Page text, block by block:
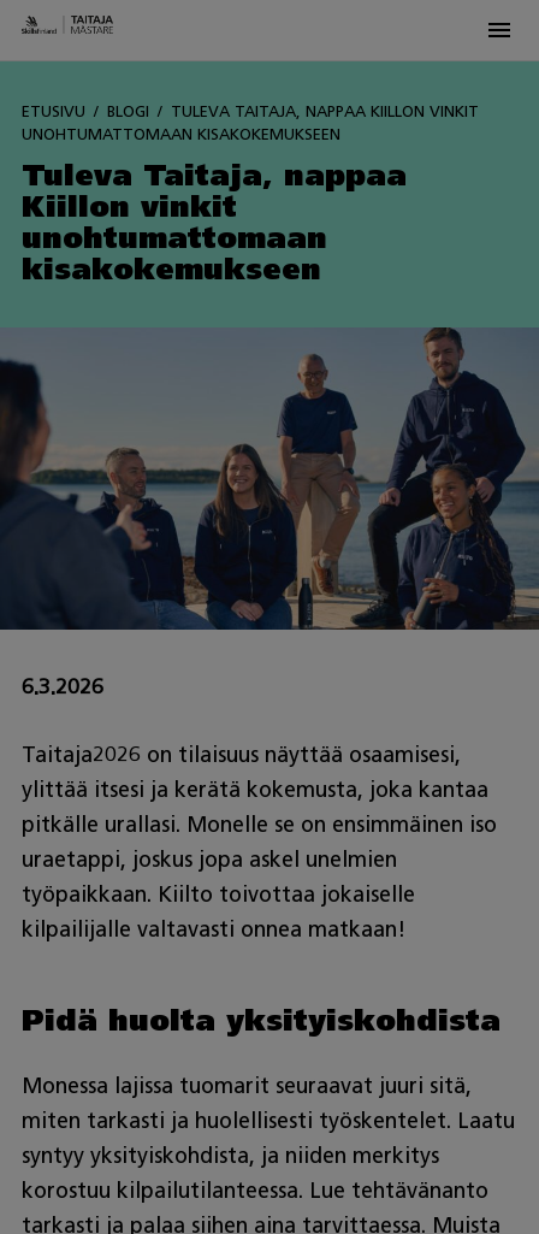
content
ETUSIVU BLOGI
TULEVA TAITAJA, NAPPAA KIILLON VINKIT
UNOHTUMATTOMAAN KISAKOKEMUKSEEN
Tuleva Taitaja, nappaa
Kiillon vinkit
unohtumattomaan
kisakokemukseen
6.3.2026
Taitaja2026 on tilaisuus näyttää osaamisesi,
ylittää itsesi ja kerätä kokemusta, joka kantaa
pitkälle urallasi. Monelle se on ensimmäinen iso
uraetappi, joskus jopa askel unelmien
työpaikkaan. Kiilto toivottaa jokaiselle
kilpailijalle valtavasti onnea matkaan!
Pidä huolta yksityiskohdista
Monessa lajissa tuomarit seuraavat juuri sitä,
miten tarkasti ja huolellisesti työskentelet. Laatu
syntyy yksityiskohdista, ja niiden merkitys
korostuu kilpailutilanteessa. Lue tehtävänanto
tarkasti ja palaa siihen aina tarvittaessa. Muista